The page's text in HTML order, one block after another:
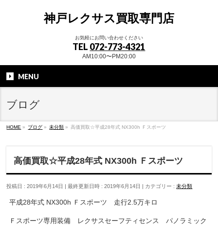
神戸レクサス買取専門店
お気軽にお問い合わせください
TEL 072-773-4321
AM10:00〜PM20:00
MENU
ブログ
HOME » ブログ » 未分類 » 高価買取☆平成28年式 NX300h Ｆスポーツ
高価買取☆平成28年式 NX300h Ｆスポーツ
投稿日 : 2019年6月14日 最終更新日時 : 2019年6月14日 カテゴリー :未分類
平成28年式 NX300h Ｆスポーツ 走行2.5万キロ
Ｆスポーツ専用装備 レクサスセーフティセンス パノラミック